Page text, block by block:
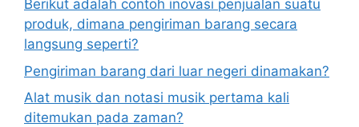
Berikut adalah contoh inovasi penjualan suatu
produk, dimana pengiriman barang secara
langsung seperti?
Pengiriman barang dari luar negeri dinamakan?
Alat musik dan notasi musik pertama kali
ditemukan pada zaman?